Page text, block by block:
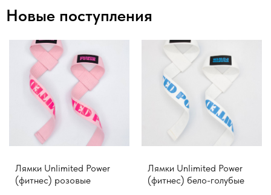
Новые поступления
Лямки Unlimited Power
(фитнес) розовые
Лямки Unlimited Power
(фитнес) бело-голубые